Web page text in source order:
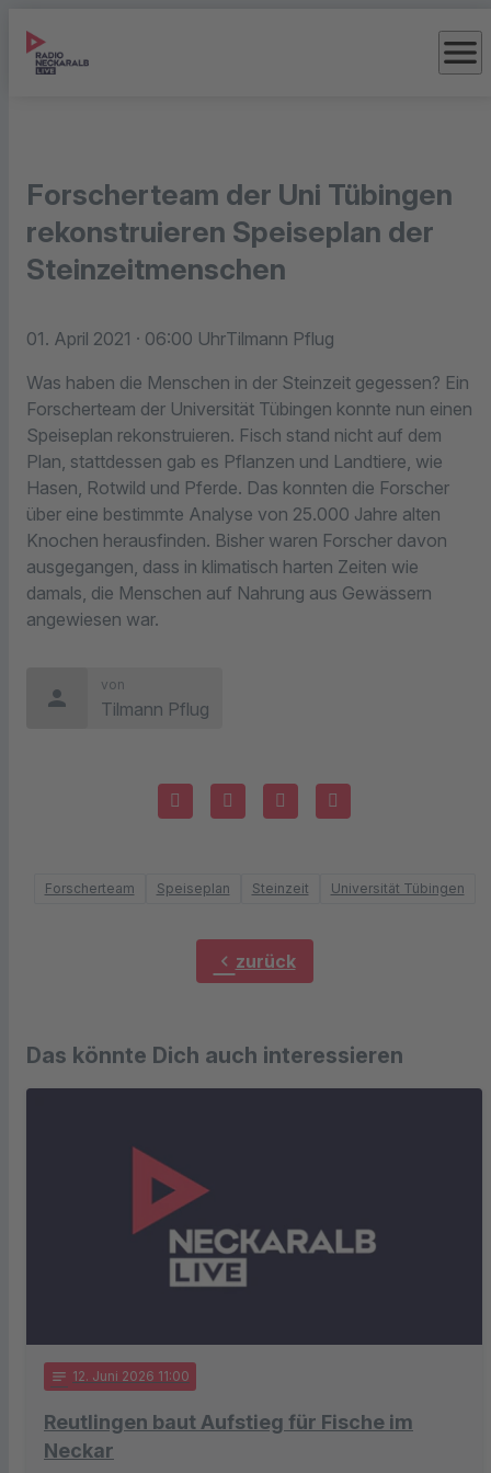
menu
Forscherteam der Uni Tübingen
rekonstruieren Speiseplan der
Steinzeitmenschen
01. April 2021 · 06:00 UhrTilmann Pflug
Was haben die Menschen in der Steinzeit gegessen? Ein
Forscherteam der Universität Tübingen konnte nun einen
Speiseplan rekonstruieren. Fisch stand nicht auf dem
Plan, stattdessen gab es Pflanzen und Landtiere, wie
Hasen, Rotwild und Pferde. Das konnten die Forscher
über eine bestimmte Analyse von 25.000 Jahre alten
Knochen herausfinden. Bisher waren Forscher davon
ausgegangen, dass in klimatisch harten Zeiten wie
damals, die Menschen auf Nahrung aus Gewässern
angewiesen war.
person
von
Tilmann Pflug
Forscherteam Speiseplan Steinzeit Universität Tübingen
chevron_left zurück
Das könnte Dich auch interessieren
notes 12. Juni 2026 11:00
Reutlingen baut Aufstieg für Fische im
Neckar